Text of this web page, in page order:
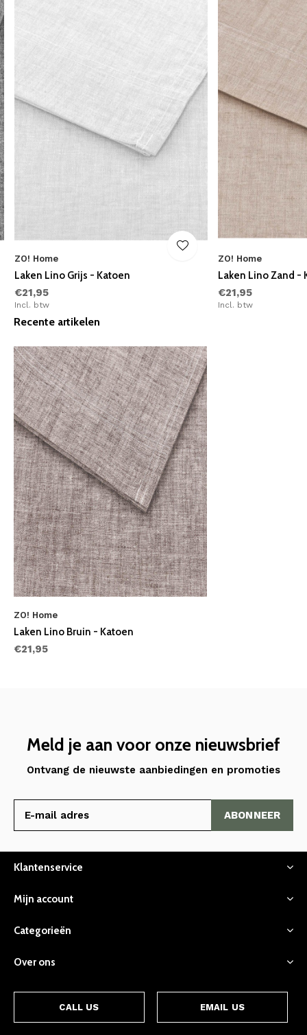
ZO! Home
Laken Lino Grijs - Katoen
€21,95
Incl. btw
ZO! Home
Laken Lino Zand -
€21,95
Incl. btw
Recente artikelen
ZO! Home
Laken Lino Bruin - Katoen
€21,95
Meld je aan voor onze nieuwsbrief
Ontvang de nieuwste aanbiedingen en promoties
ABONNEER
Klantenservice
Mijn account
Categorieën
Over ons
CALL US EMAIL US